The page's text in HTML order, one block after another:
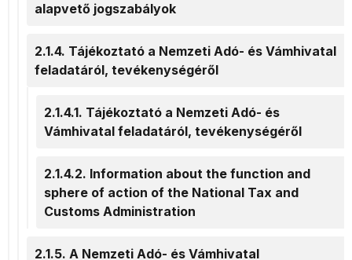
alapvető jogszabályok
2.1.4. Tájékoztató a Nemzeti Adó- és Vámhivatal
feladatáról, tevékenységéről
2.1.4.1. Tájékoztató a Nemzeti Adó- és
Vámhivatal feladatáról, tevékenységéről
2.1.4.2. Information about the function and
sphere of action of the National Tax and
Customs Administration
2.1.5. A Nemzeti Adó- és Vámhivatal